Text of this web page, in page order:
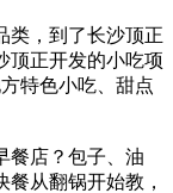
类，到了长沙顶正
顶正开发的小吃项
特色小吃、甜点
餐店？包子、油
从翻锅开始教，